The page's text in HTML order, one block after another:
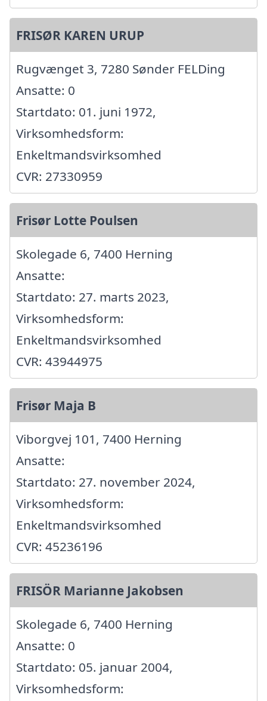
FRISØR KAREN URUP
Rugvænget 3, 7280 Sønder FELDing
Ansatte: 0
Startdato: 01. juni 1972,
Virksomhedsform:
Enkeltmandsvirksomhed
CVR: 27330959
Frisør Lotte Poulsen
Skolegade 6, 7400 Herning
Ansatte:
Startdato: 27. marts 2023,
Virksomhedsform:
Enkeltmandsvirksomhed
CVR: 43944975
Frisør Maja B
Viborgvej 101, 7400 Herning
Ansatte:
Startdato: 27. november 2024,
Virksomhedsform:
Enkeltmandsvirksomhed
CVR: 45236196
FRISÖR Marianne Jakobsen
Skolegade 6, 7400 Herning
Ansatte: 0
Startdato: 05. januar 2004,
Virksomhedsform: